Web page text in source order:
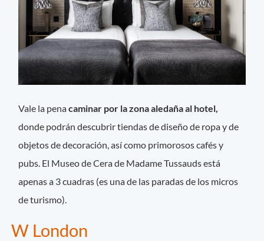
Vale la penacaminar por la zona aledaña al hotel,
donde podrán descubrir tiendas de diseño de ropa y de
objetos de decoración, así como primorosos cafés y
pubs. El Museo de Cera de Madame Tussauds está
apenas a 3 cuadras (es una de las paradas de los micros
de turismo).
W London